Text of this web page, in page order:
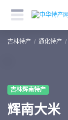
吉林特产 通化特产
吉林辉南特产
辉南大米